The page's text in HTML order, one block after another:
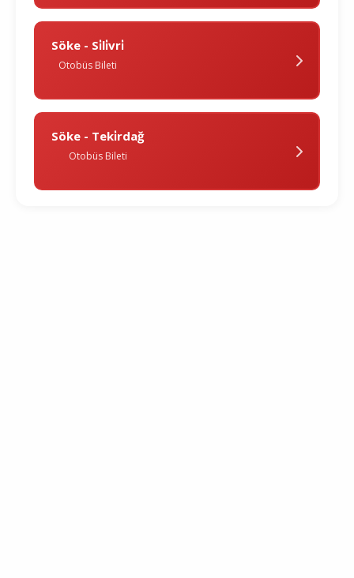
Söke - Si̇li̇vri̇
Otobüs Bileti
Söke - Teki̇rdağ
Otobüs Bileti